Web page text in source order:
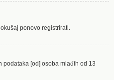
ponovo registrirati.
podataka [od] osoba mlađih od 13